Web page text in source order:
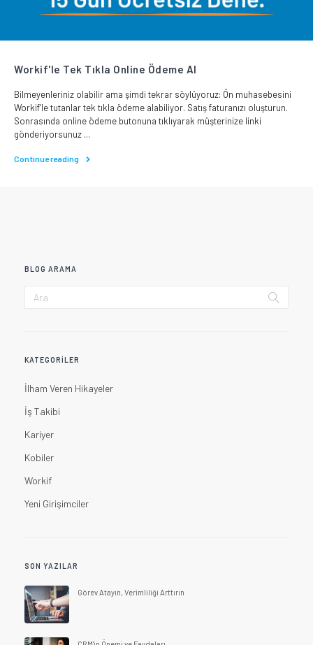
Workif'le Tek Tıkla Online Ödeme Al
Bilmeyenleriniz olabilir ama şimdi tekrar söylüyoruz: Ön muhasebesini
Workif’le tutanlar tek tıkla ödeme alabiliyor. Satış faturanızı oluşturun.
Sonrasında online ödeme butonuna tıklıyarak müşterinize linki
gönderiyorsunuz ...
Continue reading
BLOG ARAMA
KATEGORILER
İlham Veren Hikayeler
İş Takibi
Kariyer
Kobiler
Workif
Yeni Girişimciler
SON YAZILAR
Görev Atayın, Verimliliği Arttırın